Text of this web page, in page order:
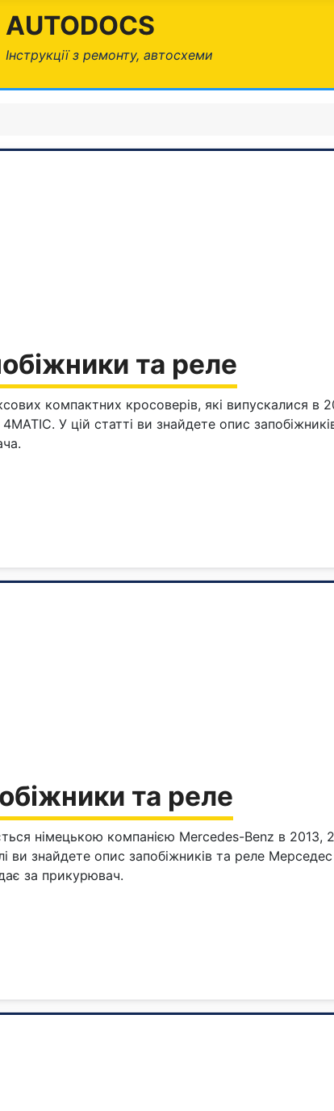
AUTODOCS
Інструкції з ремонту, автосхеми
та реле
компактних кросоверів, які випускалися в
У цій статті ви знайдете опис
та реле
німецькою компанією Mercedes-Benz в 2013,
ви знайдете опис запобіжників та реле
за прикурювач.